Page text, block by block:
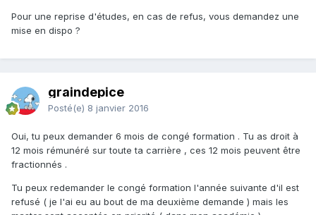
Pour une reprise d'études, en cas de refus, vous demandez une
mise en dispo ?
graindepice
Posté(e) 8 janvier 2016
Oui, tu peux demander 6 mois de congé formation . Tu as droit à
12 mois rémunéré sur toute ta carrière , ces 12 mois peuvent être
fractionnés .
Tu peux redemander le congé formation l'année suivante d'il est
refusé ( je l'ai eu au bout de ma deuxième demande ) mais les